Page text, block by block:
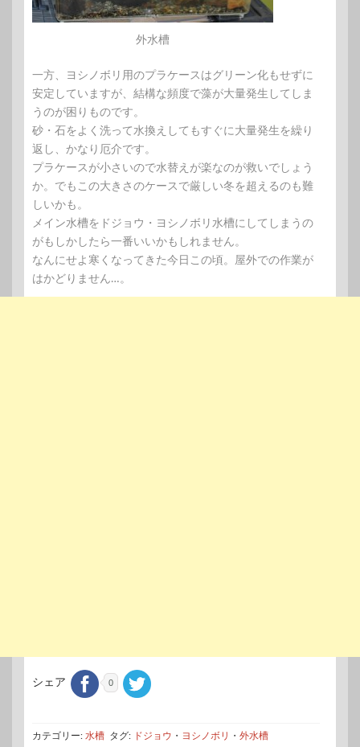
外水槽
一方、ヨシノボリ用のプラケースはグリーン化もせずに
安定していますが、結構な頻度で藻が大量発生してしま
うのが困りものです。
砂・石をよく洗って水換えしてもすぐに大量発生を繰り
返し、かなり厄介です。
プラケースが小さいので水替えが楽なのが救いでしょう
か。でもこの大きさのケースで厳しい冬を超えるのも難
しいかも。
メイン水槽をドジョウ・ヨシノボリ水槽にしてしまうの
がもしかしたら一番いいかもしれません。
なんにせよ寒くなってきた今日この頃。屋外での作業が
はかどりません…。
シェア 0
カテゴリー: 水槽 タグ: ドジョウ ・ ヨシノボリ ・ 外水槽